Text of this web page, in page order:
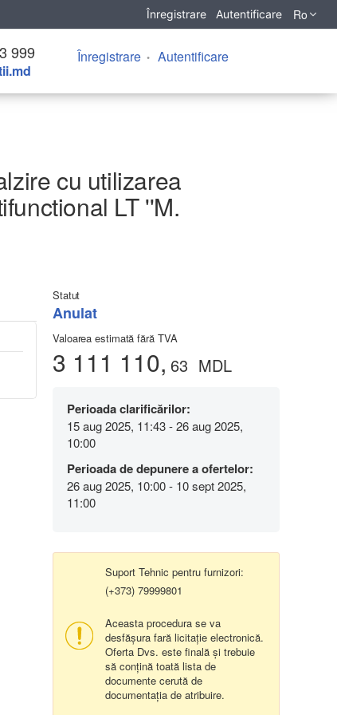
Înregistrare Autentificare Ro
999 Înregistrare Autentificare
cu utilizarea
LT ''M.
Statut
Anulat
Valoarea estimată fără TVA
3 111 110, 63 MDL
Perioada clarificărilor:
15 aug 2025, 11:43 - 26 aug 2025,
10:00
Perioada de depunere a ofertelor:
26 aug 2025, 10:00 - 10 sept 2025,
11:00
Suport Tehnic pentru furnizori:
(+373) 79999801
Aceasta procedura se va
desfășura fară licitație electronică.
Oferta Dvs. este finală și trebuie
să conțină toată lista de
documente cerută de
documentația de atribuire.